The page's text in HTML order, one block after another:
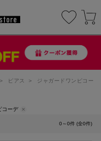
> ピアス >
ジャガードワンピコー
コーデ
0～0件 (全0件)